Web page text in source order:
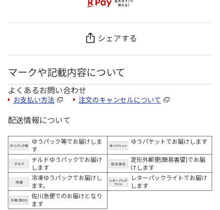
シェアする
マークや記載内容について
よくあるお問い合わせ
お支払い方法 注文のキャンセルについて
配送情報について
ゆうパック等でお届けしま
す
ゆうパケットでお届けします
チルドゆうパックでお届け
します
定形外郵便(簡易書留)でお届
けします
冷凍ゆうパックでお届けし
ます。
レターパックライトでお届け
します
佐川急便でのお届けとなり
ます